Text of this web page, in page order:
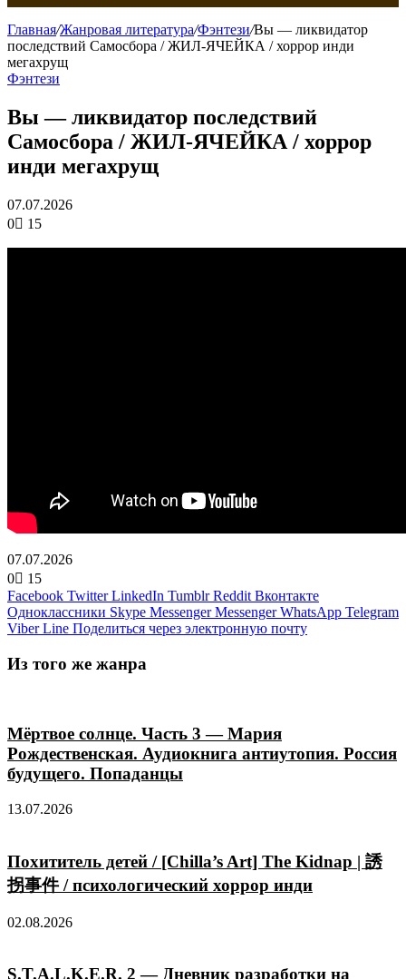
Главная/Жанровая литература/Фэнтези/Вы — ликвидатор
последствий Самосбора / ЖИЛ-ЯЧЕЙКА / хоррор инди
мегахрущ
Фэнтези
Вы — ликвидатор последствий
Самосбора / ЖИЛ-ЯЧЕЙКА / хоррор
инди мегахрущ
07.07.2026
0
15
07.07.2026
0
15
Facebook Twitter LinkedIn Tumblr Reddit Вконтакте
Одноклассники Skype Messenger Messenger WhatsApp Telegram
Viber Line Поделиться через электронную почту
Из того же жанра
Мёртвое солнце. Часть 3 — Мария
Рождественская. Аудиокнига антиутопия. Россия
будущего. Попаданцы
13.07.2026
Похититель детей / [Chilla’s Art] The Kidnap | 誘
拐事件 / психологический хоррор инди
02.08.2026
S.T.A.L.K.E.R. 2 — Дневник разработки на